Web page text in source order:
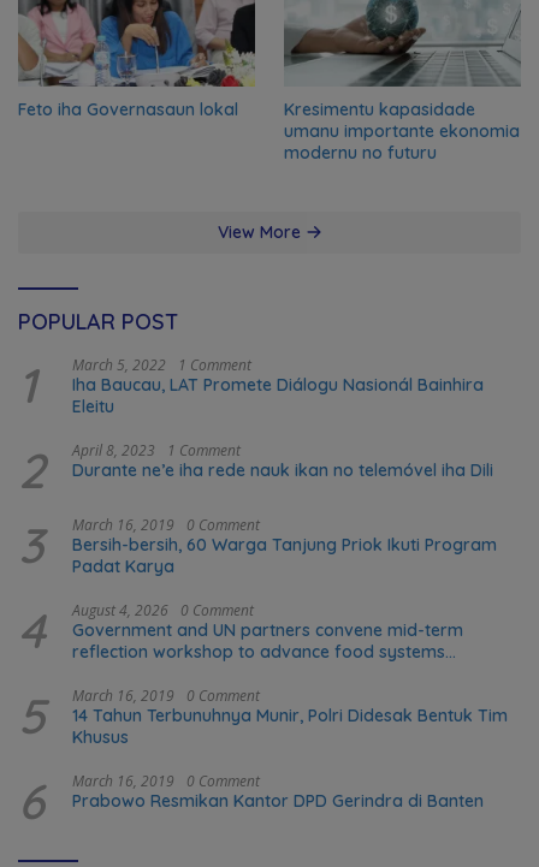
Feto iha Governasaun lokal
Kresimentu kapasidade
umanu importante ekonomia
modernu no futuru
View More
POPULAR POST
1 March 5, 2022 1 Comment
Iha Baucau, LAT Promete Diálogu Nasionál Bainhira
Eleitu
2 April 8, 2023 1 Comment
Durante ne’e iha rede nauk ikan no telemóvel iha Dili
3 March 16, 2019 0 Comment
Bersih-bersih, 60 Warga Tanjung Priok Ikuti Program
Padat Karya
4 August 4, 2026 0 Comment
Government and UN partners convene mid-term
reflection workshop to advance food systems
5 March 16, 2019 0 Comment
14 Tahun Terbunuhnya Munir, Polri Didesak Bentuk Tim
Khusus
6 March 16, 2019 0 Comment
Prabowo Resmikan Kantor DPD Gerindra di Banten